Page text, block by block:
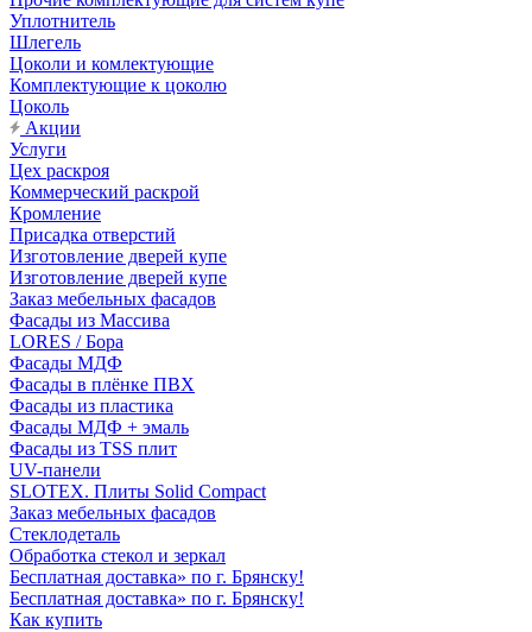
Уплотнитель
Шлегель
Цоколи и комлектующие
Комплектующие к цоколю
Цоколь
Акции
Услуги
Цех раскроя
Коммерческий раскрой
Кромление
Присадка отверстий
Изготовление дверей купе
Изготовление дверей купе
Заказ мебельных фасадов
Фасады из Массива
LORES / Бора
Фасады МДФ
Фасады в плёнке ПВХ
Фасады из пластика
Фасады МДФ + эмаль
Фасады из TSS плит
UV-панели
SLOTEX. Плиты Solid Compact
Заказ мебельных фасадов
Стеклодеталь
Обработка стекол и зеркал
Бесплатная доставка» по г. Брянску!
Бесплатная доставка» по г. Брянску!
Как купить